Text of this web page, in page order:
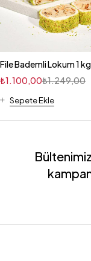
File Bademli Lokum 1 kg
₺1.249,00
₺1.100,00
Sepete Ekle